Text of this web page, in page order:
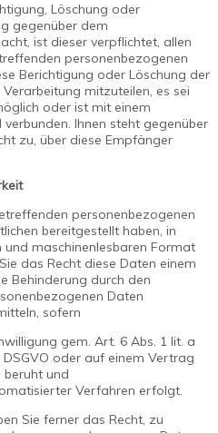
Löschung oder
gegenüber dem
ist dieser verpflichtet, allen
personenbezogenen
Berichtigung oder Löschung der
mitzuteilen, es sei
oder ist mit einem
Ihnen steht gegenüber
zu, über diese Empfänger
personenbezogenen
bereitgestellt haben, in
maschinenlesbaren Format
das Recht diese Daten einem
Behinderung durch den
Daten
sofern
gem. Art. 6 Abs. 1 lit. a
oder auf einem Vertrag
beruht und
Verfahren erfolgt.
Sie ferner das Recht, zu